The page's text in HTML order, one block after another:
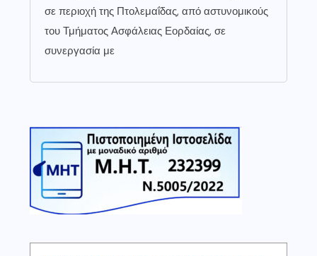
σε περιοχή της Πτολεμαΐδας, από αστυνομικούς
του Τμήματος Ασφάλειας Εορδαίας, σε
συνεργασία με